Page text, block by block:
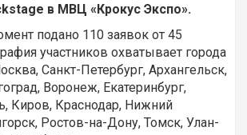
в МВЦ «Крокус Экспо».
подано 110 заявок от 45
участников охватывает города
Санкт-Петербург, Архангельск,
Воронеж, Екатеринбург,
Киров, Краснодар, Нижний
Ростов-на-Дону, Томск, Улан-